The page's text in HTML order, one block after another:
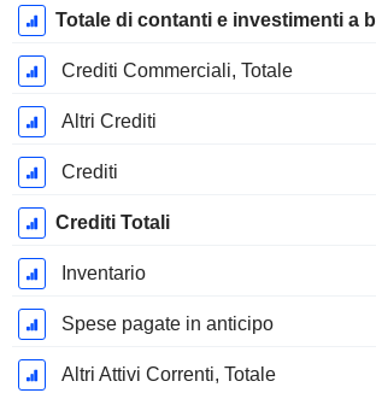
Crediti Commerciali, Totale
Altri Crediti
Crediti
Crediti Totali
Inventario
Spese pagate in anticipo
Altri Attivi Correnti, Totale